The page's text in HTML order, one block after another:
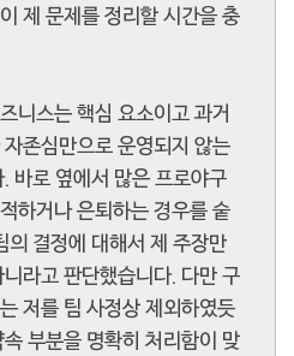
제 문제를 정리할 시간을 충
니스는 핵심 요소이고 과거
존심만으로 운영되지 않는
바로 옆에서 많은 프로야구
하거나 은퇴하는 경우를 숱
의 결정에 대해서 제 주장만
라고 판단했습니다. 다만 구
저를 팀 사정상 제외하였듯
부분을 명확히 처리함이 맞